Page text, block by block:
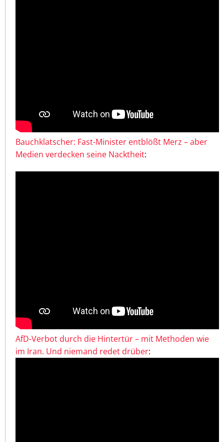
Bauchklatscher: Fast-Minister entblößt Merz – aber
Medien verdecken seine Nacktheit:
AfD-Verbot durch die Hintertür – mit Methoden wie
im Iran. Und niemand redet drüber: